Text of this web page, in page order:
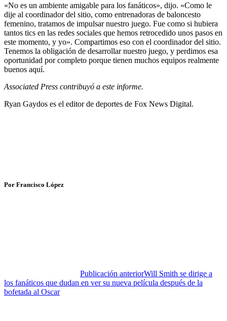
«No es un ambiente amigable para los fanáticos», dijo. «Como le
dije al coordinador del sitio, como entrenadoras de baloncesto
femenino, tratamos de impulsar nuestro juego. Fue como si hubiera
tantos tics en las redes sociales que hemos retrocedido unos pasos en
este momento, y yo». Compartimos eso con el coordinador del sitio.
Tenemos la obligación de desarrollar nuestro juego, y perdimos esa
oportunidad por completo porque tienen muchos equipos realmente
buenos aquí.
Associated Press contribuyó a este informe.
Ryan Gaydos es el editor de deportes de Fox News Digital.
Por Francisco López
Publicación anteriorWill Smith se dirige a
los fanáticos que dudan en ver su nueva película después de la
bofetada al Oscar